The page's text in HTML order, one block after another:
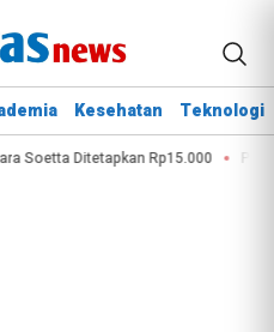
Kesehatan Teknologi
Ditetapkan Rp15.000 Produk